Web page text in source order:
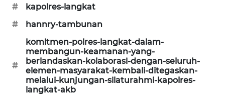
#
kapolres-langkat
#
hannry-tambunan
#
komitmen-polres-langkat-dalam-
membangun-keamanan-yang-
berlandaskan-kolaborasi-dengan-seluruh-
elemen-masyarakat-kembali-ditegaskan-
melalui-kunjungan-silaturahmi-kapolres-
langkat-akb